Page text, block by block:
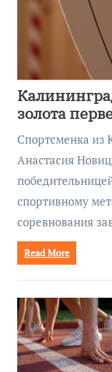
золота
метанию
Спортсменка из
Анастасия
спортивному
соревнования
Read More